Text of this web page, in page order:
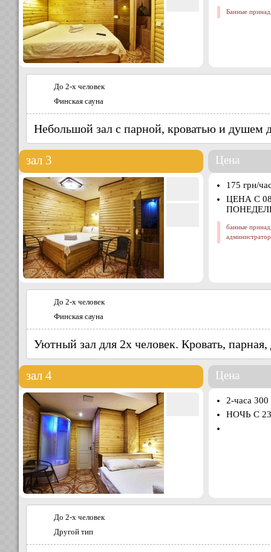
Банные
До 2-х человек
Финская сауна
Небольшой зал с парной, кроватью и душем
зал 3 Цена
175 грн/
ЦЕНА С
банные
До 2-х человек
Финская сауна
Уютный зал для 2х человек. Кровать,
зал 4 Цена
2-часа 300
НОЧЬ С
До 2-х человек
Другой тип